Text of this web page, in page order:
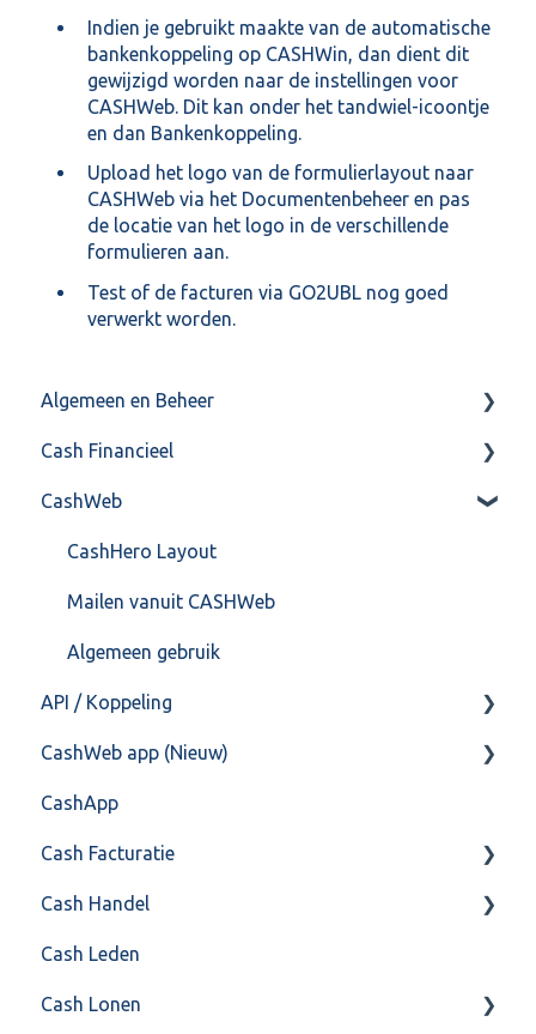
Indien je gebruikt maakte van de automatische
bankenkoppeling op CASHWin, dan dient dit
gewijzigd worden naar de instellingen voor
CASHWeb. Dit kan onder het tandwiel-icoontje
en dan Bankenkoppeling.
Upload het logo van de formulierlayout naar
CASHWeb via het Documentenbeheer en pas
de locatie van het logo in de verschillende
formulieren aan.
Test of de facturen via GO2UBL nog goed
verwerkt worden.
Algemeen en Beheer
Bank(koppeling)
Import/Export
Postbus
Training & Consultancy
Overig
Cash Financieel
Boekhoud
Fiscaal
Overig
CashWeb
CashHero Layout
Mailen vanuit CASHWeb
Algemeen gebruik
API / Koppeling
Algemeen
Api 3.0 (SOAP API)
API 4.0 (REST API)
CashWeb app (Nieuw)
Veel gestelde vragen
CashApp
Cash Facturatie
Factureren
Instellingen
Algemeen
Cash Handel
Inkoop
Verkoop
Cash Leden
Cash Lonen